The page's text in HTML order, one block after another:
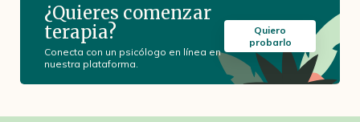
¿Quieres comenzar
terapia?
Conecta con un psicólogo en línea en
nuestra plataforma.
Quiero
probarlo